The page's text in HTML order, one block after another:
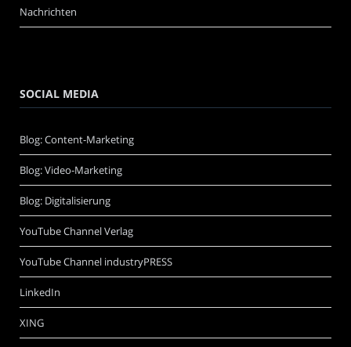
Nachrichten
SOCIAL MEDIA
Blog: Content-Marketing
Blog: Video-Marketing
Blog: Digitalisierung
YouTube Channel Verlag
YouTube Channel industryPRESS
LinkedIn
XING